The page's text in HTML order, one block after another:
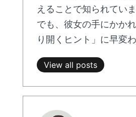
えることで知られてい
でも、彼女の手にかか
り開くヒント」に早変わ
View all posts